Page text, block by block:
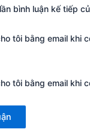
bình luận kế tiếp
tôi bằng email khi
tôi bằng email khi